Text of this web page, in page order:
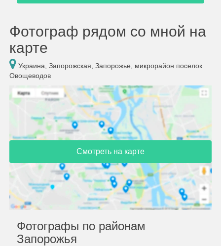
Фотограф рядом со мной на
карте
Украина, Запорожская, Запорожье, микрорайон поселок
Овощеводов
Смотреть на карте
Фотографы по районам
Запорожья